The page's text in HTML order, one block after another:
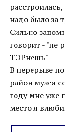
надо было за
Сильно
говорит - "не
ТОРнешь"
В перерыве
район музея
году мне уже
место я